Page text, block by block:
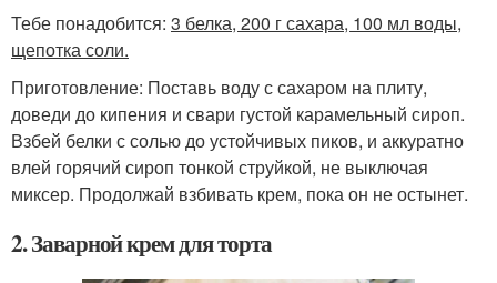
Тебе понадобится: 3 белка, 200 г сахара, 100 мл воды,
щепотка соли.
Приготовление: Поставь воду с сахаром на плиту,
доведи до кипения и свари густой карамельный сироп.
Взбей белки с солью до устойчивых пиков, и аккуратно
влей горячий сироп тонкой струйкой, не выключая
миксер. Продолжай взбивать крем, пока он не остынет.
2. Заварной крем для торта